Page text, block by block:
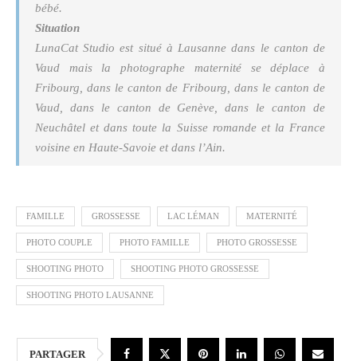
bébé.
Situation
LunaCat Studio est situé à Lausanne dans le canton de
Vaud mais la photographe maternité se déplace à
Fribourg, dans le canton de Fribourg, dans le canton de
Vaud, dans le canton de Genève, dans le canton de
Neuchâtel et dans toute la Suisse romande et la France
voisine en Haute-Savoie et dans l’Ain.
FAMILLE GROSSESSE LAC LÉMAN MATERNITÉ
PHOTO COUPLE PHOTO FAMILLE PHOTO GROSSESSE
SHOOTING PHOTO SHOOTING PHOTO GROSSESSE
SHOOTING PHOTO LAUSANNE
PARTAGER